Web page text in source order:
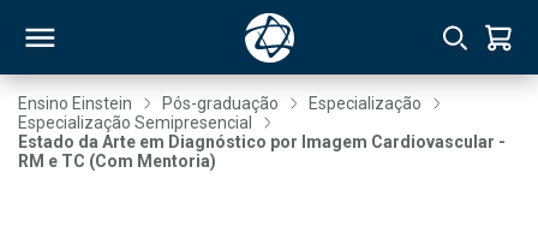
Ensino Einstein Pós-graduação
Especialização
Especialização Semipresencial
Estado da Arte em Diagnóstico por Imagem Cardiovascular -
RM e TC (Com Mentoria)